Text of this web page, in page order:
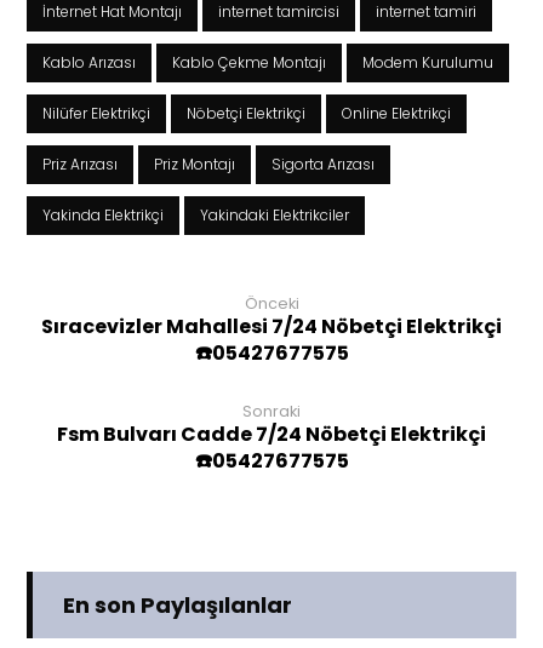
İnternet Hat Montajı internet tamircisi internet tamiri
Kablo Arızası Kablo Çekme Montajı Modem Kurulumu
Nilüfer Elektrikçi Nöbetçi Elektrikçi Online Elektrikçi
Priz Arızası Priz Montajı Sigorta Arızası
Yakinda Elektrikçi Yakindaki Elektrikciler
Önceki
Sıracevizler Mahallesi 7/24 Nöbetçi Elektrikçi
☎️05427677575
Sonraki
Fsm Bulvarı Cadde 7/24 Nöbetçi Elektrikçi
☎️05427677575
En son Paylaşılanlar